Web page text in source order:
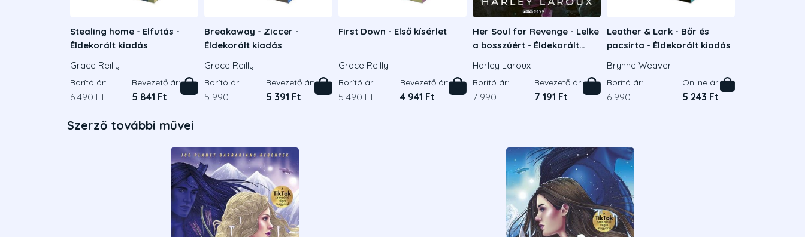
Stealing home - Elfutás -
Éldekorált kiadás
Grace Reilly
Borító ár:
6 490 Ft
Bevezető ár:
5 841 Ft
Breakaway - Ziccer -
Éldekorált kiadás
Grace Reilly
Borító ár:
5 990 Ft
Bevezető ár:
5 391 Ft
First Down - Első kísérlet
Grace Reilly
Borító ár:
5 490 Ft
Bevezető ár:
4 941 Ft
Her Soul for Revenge - Lelke
a bosszúért - Éldekorált
Harley Laroux
Borító ár:
7 990 Ft
Bevezető ár:
7 191 Ft
Leather & Lark - Bőr és
pacsirta - Éldekorált kiadás
Brynne Weaver
Borító ár:
6 990 Ft
Online ár:
5 243 Ft
Szerző további művei